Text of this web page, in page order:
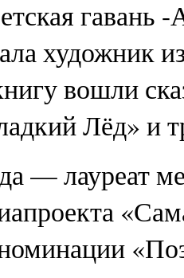
художник
вошли
Лёд» и
— лауреат